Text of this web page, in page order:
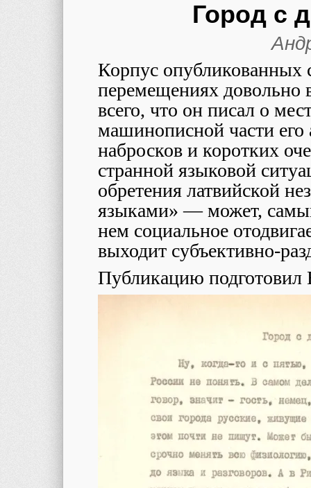
Город с
Корпус опубликованных
перемещениях довольно
всего, что он писал о
машинописной части его
набросков и коротких
странной языковой
обретения латвийской
языками» — может,
нем социальное
выходит субъективно-
Публикацию подготовил